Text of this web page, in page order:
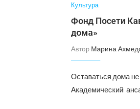
Культура
Фонд Посети
дома»
Автор Марина
Оставаться дома
Академический